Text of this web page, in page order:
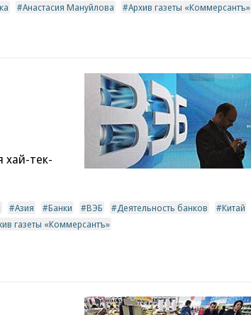
Анастасия Мануйлова Архив газеты «Коммерсантъ»
хай-тек-
Азия Банки ВЭБ Деятельность банков
Китай
газеты «Коммерсантъ»